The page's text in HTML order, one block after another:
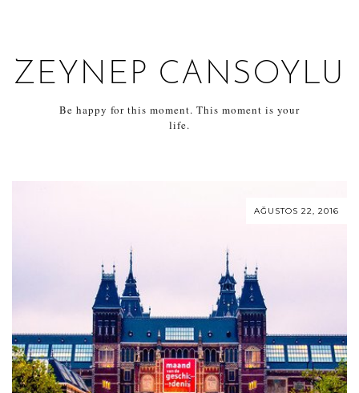
ZEYNEP CANSOYLU
Be happy for this moment. This moment is your
life.
AĞUSTOS 22, 2016